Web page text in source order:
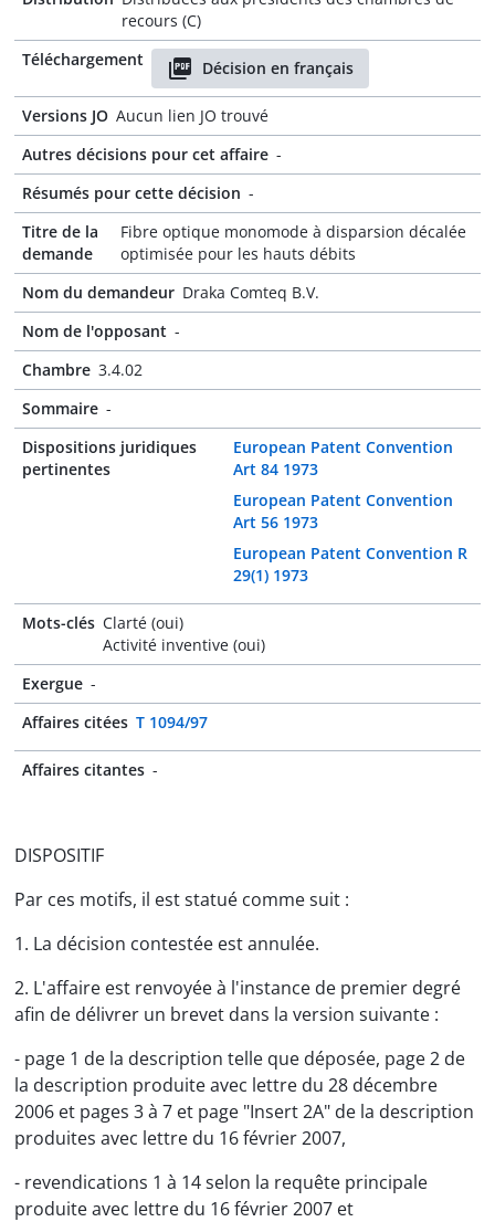
recours (C)
Téléchargement
Décision en français
Versions JO Aucun lien JO trouvé
Autres décisions pour cet affaire -
Résumés pour cette décision -
Titre de la
demande
Fibre optique monomode à disparsion décalée
optimisée pour les hauts débits
Nom du demandeur Draka Comteq B.V.
Nom de l'opposant -
Chambre 3.4.02
Sommaire -
Dispositions juridiques
pertinentes
European Patent Convention
Art 84 1973
European Patent Convention
Art 56 1973
European Patent Convention R
29(1) 1973
Mots-clés Clarté (oui)
Activité inventive (oui)
Exergue -
Affaires citées T 1094/97
Affaires citantes -
DISPOSITIF
Par ces motifs, il est statué comme suit :
1. La décision contestée est annulée.
2. L'affaire est renvoyée à l'instance de premier degré
afin de délivrer un brevet dans la version suivante :
- page 1 de la description telle que déposée, page 2 de
la description produite avec lettre du 28 décembre
2006 et pages 3 à 7 et page "Insert 2A" de la description
produites avec lettre du 16 février 2007,
- revendications 1 à 14 selon la requête principale
produite avec lettre du 16 février 2007 et